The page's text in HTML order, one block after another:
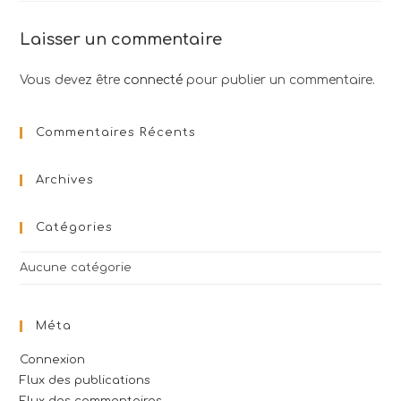
Laisser un commentaire
Vous devez être connecté pour publier un commentaire.
Commentaires Récents
Archives
Catégories
Aucune catégorie
Méta
Connexion
Flux des publications